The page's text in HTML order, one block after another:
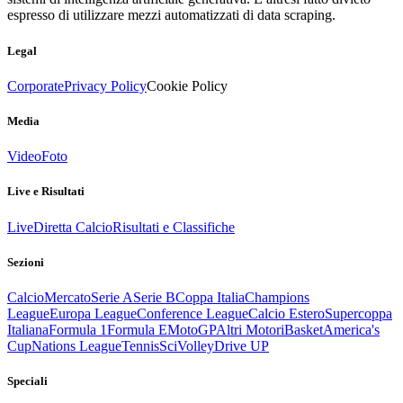
espresso di utilizzare mezzi automatizzati di data scraping.
Legal
CorporatePrivacy PolicyCookie Policy
Media
VideoFoto
Live e Risultati
LiveDiretta CalcioRisultati e Classifiche
Sezioni
CalcioMercatoSerie ASerie BCoppa ItaliaChampions
LeagueEuropa LeagueConference LeagueCalcio EsteroSupercoppa
ItalianaFormula 1Formula EMotoGPAltri MotoriBasketAmerica's
CupNations LeagueTennisSciVolleyDrive UP
Speciali